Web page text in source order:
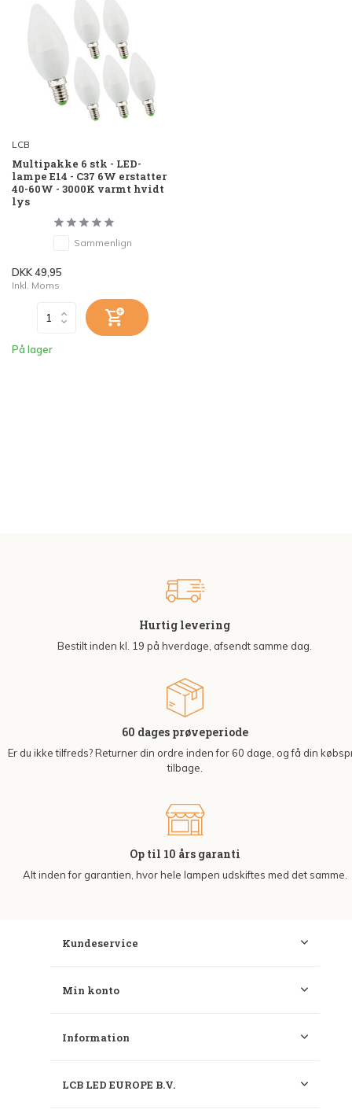
LCB
Multipakke 6 stk - LED-
lampe E14 - C37 6W erstatter
40-60W - 3000K varmt hvidt
lys
Sammenlign
DKK 49,95
Inkl. Moms
På lager
Hurtig levering
Bestilt inden kl. 19 på hverdage, afsendt samme dag.
60 dages prøveperiode
Er du ikke tilfreds? Returner din ordre inden for 60 dage, og få din
tilbage.
Op til 10 års garanti
Alt inden for garantien, hvor hele lampen udskiftes med det samme.
Kundeservice
Min konto
Information
LCB LED EUROPE B.V.